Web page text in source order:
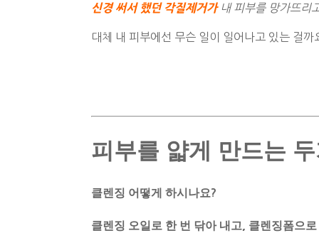
신경 써서 했던 각질제거가 내 피부를 망가뜨리
대체 내 피부에선 무슨 일이 일어나고 있는 걸까
피부를 얇게 만드는
클렌징 어떻게 하시나요?
클렌징 오일로 한 번 닦아 내고 클렌징폼으